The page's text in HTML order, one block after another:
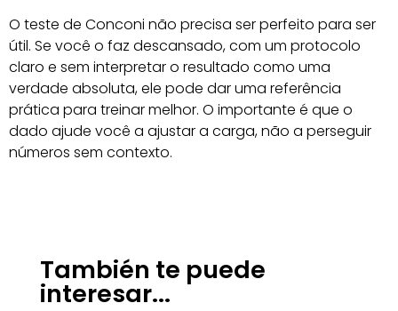
O teste de Conconi não precisa ser perfeito para ser
útil. Se você o faz descansado, com um protocolo
claro e sem interpretar o resultado como uma
verdade absoluta, ele pode dar uma referência
prática para treinar melhor. O importante é que o
dado ajude você a ajustar a carga, não a perseguir
números sem contexto.
También te puede
interesar...